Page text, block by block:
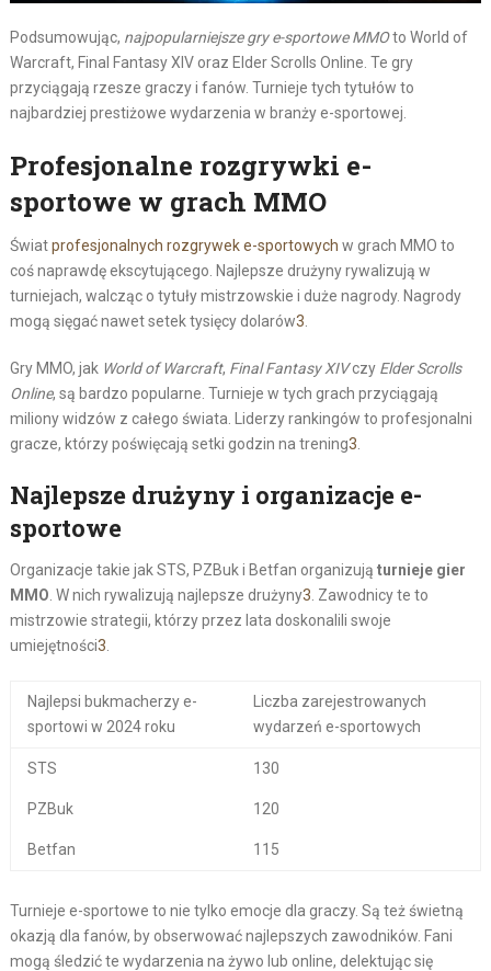
Podsumowując, najpopularniejsze gry e-sportowe MMOto World of
Warcraft, Final Fantasy XIV oraz Elder Scrolls Online. Te gry
przyciągają rzesze graczy i fanów. Turnieje tych tytułów to
najbardziej prestiżowe wydarzenia w branży e-sportowej.
Profesjonalne rozgrywki e-
sportowe w grach MMO
Światprofesjonalnych rozgrywek e-sportowych w grach MMO to
coś naprawdę ekscytującego. Najlepsze drużyny rywalizują w
turniejach, walcząc o tytuły mistrzowskie i duże nagrody. Nagrody
mogą sięgać nawet setek tysięcy dolarów3
Gry MMO, jak World of Warcraft, Final Fantasy XIVczy Elder Scrolls
Online, są bardzo popularne. Turnieje w tych grach przyciągają
miliony widzów z całego świata. Liderzy rankingów to profesjonalni
gracze, którzy poświęcają setki godzin na trening3
Najlepsze drużyny i organizacje e-
sportowe
Organizacje takie jak STS, PZBuk i Betfan organizują turnieje gier
MMO . W nich rywalizują najlepsze drużyny3 . Zawodnicy te to
mistrzowie strategii, którzy przez lata doskonalili swoje
umiejętności3
Najlepsi bukmacherzy e-
sportowi w 2024 roku
Liczba zarejestrowanych
wydarzeń e-sportowych
STS 130
PZBuk 120
Betfan 115
Turnieje e-sportowe to nie tylko emocje dla graczy. Są też świetną
okazją dla fanów, by obserwować najlepszych zawodników. Fani
mogą śledzić te wydarzenia na żywo lub online, delektując się